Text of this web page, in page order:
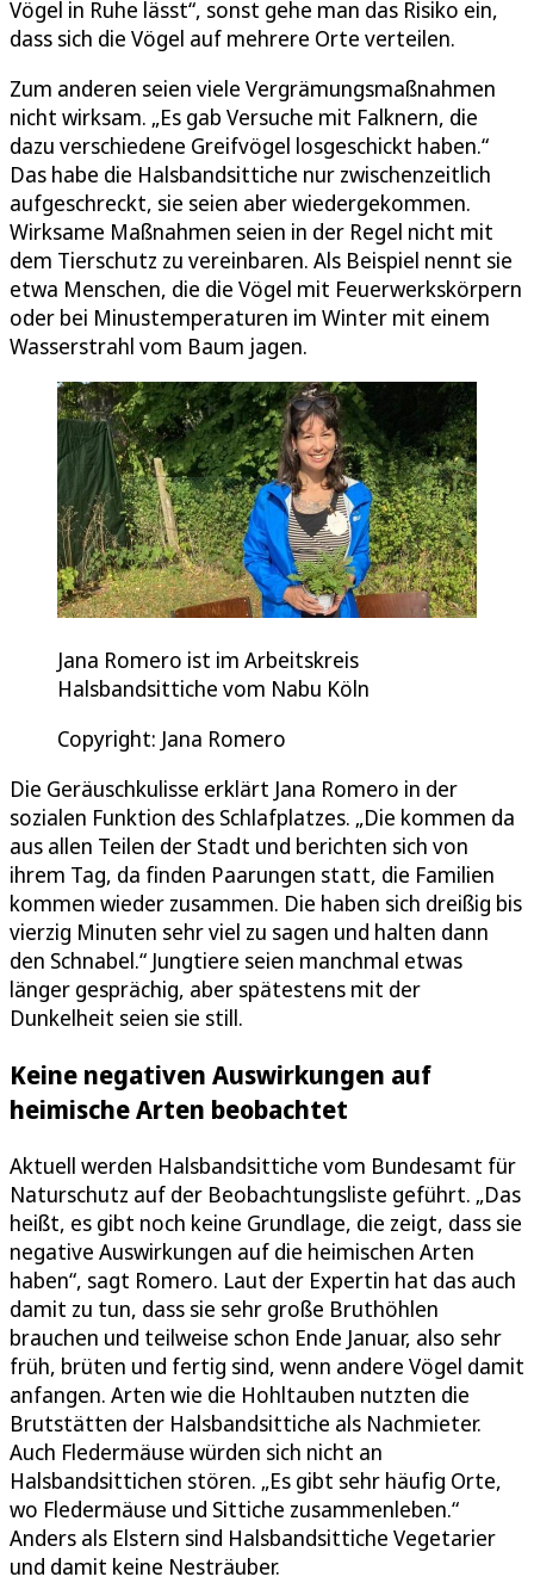
Vögel in Ruhe lässt“, sonst gehe man das Risiko ein,
dass sich die Vögel auf mehrere Orte verteilen.
Zum anderen seien viele Vergrämungsmaßnahmen
nicht wirksam. „Es gab Versuche mit Falknern, die
dazu verschiedene Greifvögel losgeschickt haben.“
Das habe die Halsbandsittiche nur zwischenzeitlich
aufgeschreckt, sie seien aber wiedergekommen.
Wirksame Maßnahmen seien in der Regel nicht mit
dem Tierschutz zu vereinbaren. Als Beispiel nennt sie
etwa Menschen, die die Vögel mit Feuerwerkskörpern
oder bei Minustemperaturen im Winter mit einem
Wasserstrahl vom Baum jagen.
Jana Romero ist im Arbeitskreis
Halsbandsittiche vom Nabu Köln
Copyright: Jana Romero
Die Geräuschkulisse erklärt Jana Romero in der
sozialen Funktion des Schlafplatzes. „Die kommen da
aus allen Teilen der Stadt und berichten sich von
ihrem Tag, da finden Paarungen statt, die Familien
kommen wieder zusammen. Die haben sich dreißig bis
vierzig Minuten sehr viel zu sagen und halten dann
den Schnabel.“ Jungtiere seien manchmal etwas
länger gesprächig, aber spätestens mit der
Dunkelheit seien sie still.
Keine negativen Auswirkungen auf
heimische Arten beobachtet
Aktuell werden Halsbandsittiche vom Bundesamt für
Naturschutz auf der Beobachtungsliste geführt. „Das
heißt, es gibt noch keine Grundlage, die zeigt, dass sie
negative Auswirkungen auf die heimischen Arten
haben“, sagt Romero. Laut der Expertin hat das auch
damit zu tun, dass sie sehr große Bruthöhlen
brauchen und teilweise schon Ende Januar, also sehr
früh, brüten und fertig sind, wenn andere Vögel damit
anfangen. Arten wie die Hohltauben nutzten die
Brutstätten der Halsbandsittiche als Nachmieter.
Auch Fledermäuse würden sich nicht an
Halsbandsittichen stören. „Es gibt sehr häufig Orte,
wo Fledermäuse und Sittiche zusammenleben.“
Anders als Elstern sind Halsbandsittiche Vegetarier
und damit keine Nesträuber.